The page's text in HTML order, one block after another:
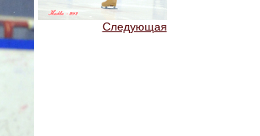
Следующая